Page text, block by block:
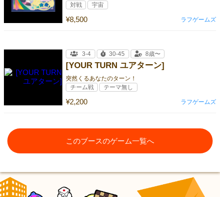
¥8,500
対戦 宇宙
ラフゲームズ
[YOUR TURN ユアターン]
突然くるあなたのターン！
¥2,200
3-4 30-45 8歳〜
チーム戦 テーマ無し
ラフゲームズ
このブースのゲーム一覧へ